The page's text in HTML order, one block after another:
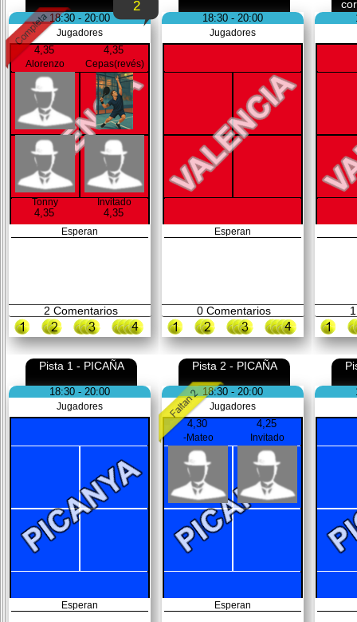
18:30 - 20:00
Jugadores
4,35
Alorenzo
4,35
Cepas(revés)
Tonny
4,35
Invitado
4,35
Esperan
2 Comentarios
2
18:30 - 20:00
Jugadores
Esperan
0Comentarios 1
Pista 1 - PICAÑA
18:30 - 20:00
Jugadores
Esperan
Pista 2 - PICAÑA
18:30 - 20:00
Jugadores
4,30
-Mateo
4,25
Invitado
Esperan